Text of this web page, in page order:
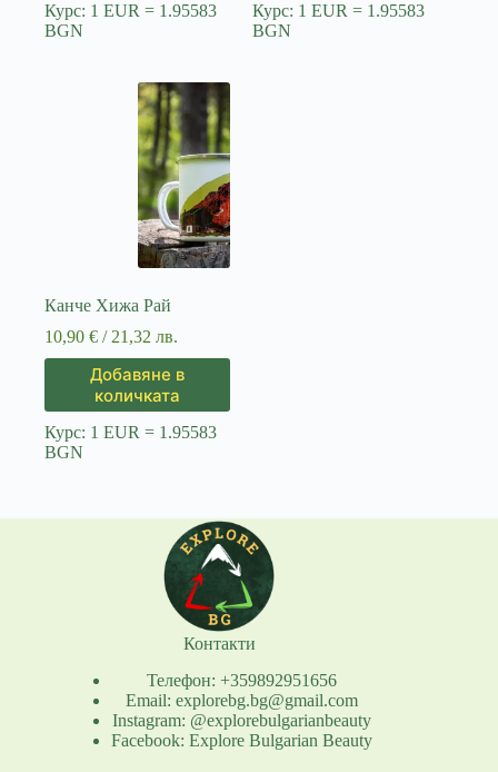
Курс: 1 EUR = 1.95583
BGN
Курс: 1 EUR = 1.95583
BGN
Канче Хижа Рай
10,90 € / 21,32 лв.
Добавяне в
количката
Курс: 1 EUR = 1.95583
BGN
Контакти
Телефон: +359892951656
Email: explorebg.bg@gmail.com
Instagram: @explorebulgarianbeauty
Facebook: Explore Bulgarian Beauty